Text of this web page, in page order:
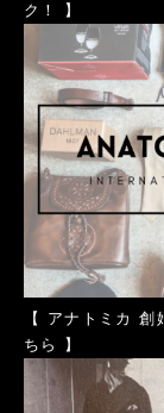
ク！ 】
【 アナトミカ 創
ちら
】